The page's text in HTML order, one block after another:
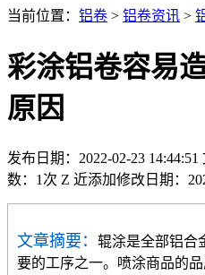
当前位置： 铝卷 > 铝卷资讯 >
彩涂铝卷容易
原因
发布日期：2022-02-23 14:44:51
数：1次 Z 近添加修改日期：
文章摘要： 辊涂是全部铝合
要的工序之一。喷涂商品的